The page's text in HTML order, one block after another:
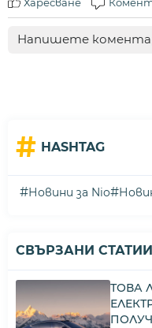
Харесване
# HASHTAG
#Новини за Nio#
СВЪРЗАНИ СТАТИИ
ТОВА